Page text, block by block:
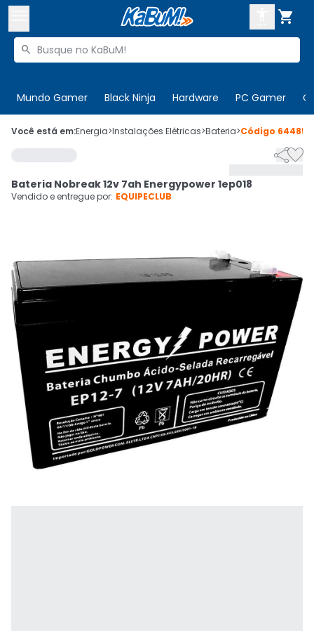

Buscar produtos

Mundo Gamer Black Ninja Hardware PC Gamer
 Olá. Acesse sua conta
Cupons
CADASTRE-SE
Você está em:Energia>Instalações Elétricas>Bateria>Código 644852

Bateria Nobreak 12v 7ah Energypower 1ep018
Vendido e entregue por: EQUIPECLUB